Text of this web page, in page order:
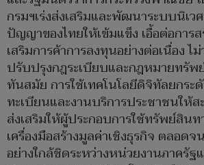
กรมฯเร่งส่งเสริมและพัฒนาระบบนิเ
ปัญญาของไทยให้เข้มแข็ง เอื้อต่อการส
เสริมการค้าการลงทุนอย่างต่อเนื่อง ไ
ปรับปรุงกฎระเบียบและกฎหมายทรั
ทันสมัย การใช้เทคโนโลยีดิจิทัลยกระ
ทะเบียนและงานบริการประชาชนให้ส
ส่งเสริมให้ผู้ประกอบการใช้ทรัพย์สิน
เครื่องมือสร้างมูลค่าเชิงธุรกิจ ตลอด
อย่างใกล้ชิดระหว่างหน่วยงานภาครัฐ